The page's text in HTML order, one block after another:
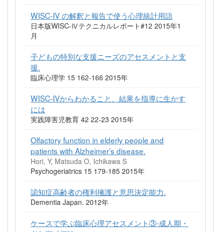
WISC-IV の解釈と報告で使う心理統計用語
日本版WISC-Ⅳテクニカルレポート#12 2015年1
月
子どもの特別な支援ニーズのアセスメントと支
援.
臨床心理学 15 162-166 2015年
WISC-IVからわかること、結果を指導に生かす
には
実践障害児教育 42 22-23 2015年
Olfactory function in elderly people and
patients with Alzheimer’s disease.
Hori, Y, Matsuda O, Ichikawa S
Psychogeriatrics 15 179-185 2015年
認知症高齢者の権利擁護と意思決定能力.
Dementia Japan. 2012年
ケースで学ぶ臨床心理アセスメント③-成人期・